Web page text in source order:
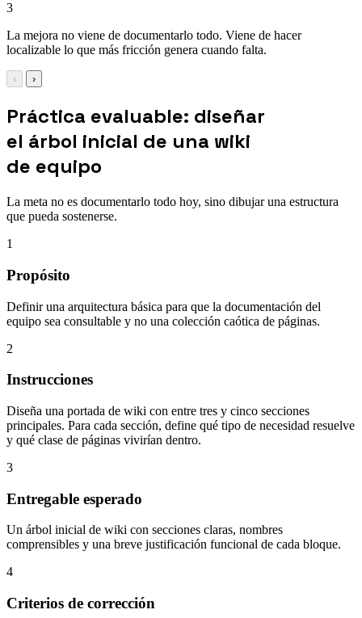
3
La mejora no viene de documentarlo todo. Viene de hacer
localizable lo que más fricción genera cuando falta.
‹ ›
Práctica evaluable: diseñar
el árbol inicial de una wiki
de equipo
La meta no es documentarlo todo hoy, sino dibujar una estructura
que pueda sostenerse.
1
Propósito
Definir una arquitectura básica para que la documentación del
equipo sea consultable y no una colección caótica de páginas.
2
Instrucciones
Diseña una portada de wiki con entre tres y cinco secciones
principales. Para cada sección, define qué tipo de necesidad resuelve
y qué clase de páginas vivirían dentro.
3
Entregable esperado
Un árbol inicial de wiki con secciones claras, nombres
comprensibles y una breve justificación funcional de cada bloque.
4
Criterios de corrección